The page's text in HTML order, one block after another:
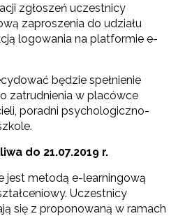
zgłoszeń uczestnicy
zaproszenia do udziału
logowania na platformie e-
będzie spełnienie
zatrudnienia w placówce
poradni psychologiczno-
do 21.07.2019 r.
jest metodą e-learningową
Uczestnicy
się z proponowaną w ramach